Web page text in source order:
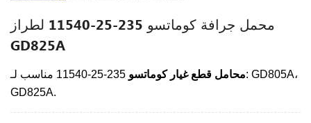
محمل جرافة كوماتسو 235-25-11540 لطراز
GD825A
محامل قطع غيار كوماتسو
235-25-11540 مناسب لـ: GD805A،
GD825A.